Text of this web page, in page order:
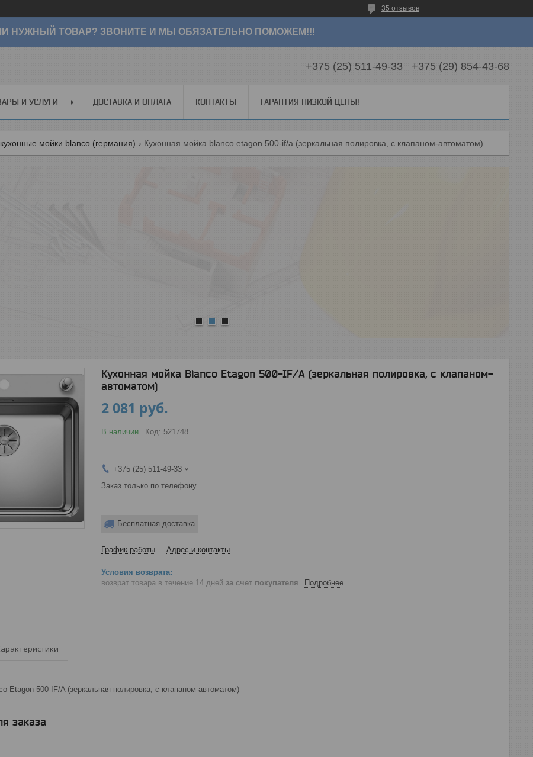
35 отзывов
НУЖНЫЙ ТОВАР? ЗВОНИТЕ И МЫ ОБЯЗАТЕЛЬНО ПОМОЖЕМ!!!
+375 (25) 511-49-33 +375 (29) 854-43-68
И УСЛУГИ ДОСТАВКА И ОПЛАТА КОНТАКТЫ ГАРАНТИЯ НИЗКОЙ ЦЕНЫ!
мойки blanco (германия) Кухонная мойка blanco etagon 500-if/a (зеркальная полировка, с клапаном-автоматом)
Кухонная мойка Blanco Etagon 500-IF/A (зеркальная полировка, с клапаном-
автоматом)
2 081 руб.
В наличии Код: 521748
+375 (25) 511-49-33
Заказ только по телефону
Бесплатная доставка
График работы Адрес и контакты
возврат товара в течение 14 дней за счет покупателя Подробнее
Etagon 500-IF/A (зеркальная полировка, с клапаном-автоматом)
заказа